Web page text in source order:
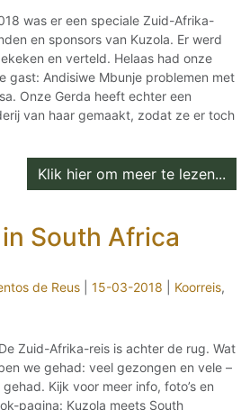
was er een speciale Zuid-Afrika-
en sponsors van Kuzola. Er werd
en verteld. Helaas had onze
gast: Andisiwe Mbunje problemen met
Onze Gerda heeft echter een
van haar gemaakt, zodat ze er toch
Klik hier om meer te lezen...
South Africa
de Reus 15-03-2018 Koorreis,
Zuid-Afrika-reis is achter de rug. Wat
we gehad: veel gezongen en vele –
Kijk voor meer info, foto’s en
pagina: Kuzola meets South